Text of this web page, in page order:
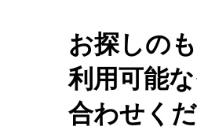
お探しの
利用可能
合わせくだ